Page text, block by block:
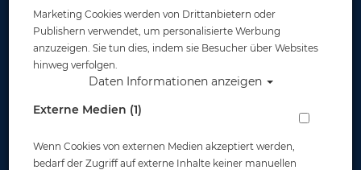
Miflex Extreme Inflator Schlauch - 75 cm
Artikelnr.: pol-33303gr
Marketing Cookies werden von Drittanbietern oder
Publishern verwendet, um personalisierte Werbung
anzuzeigen. Sie tun dies, indem sie Besucher über Websites
hinweg verfolgen.
Daten Informationen anzeigen
Externe Medien (1)
Wenn Cookies von externen Medien akzeptiert werden,
bedarf der Zugriff auf externe Inhalte keiner manuellen